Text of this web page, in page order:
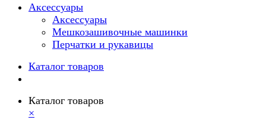
Аксессуары
Аксессуары
Мешкозашивочные машинки
Перчатки и рукавицы
Каталог товаров
Каталог товаров
×